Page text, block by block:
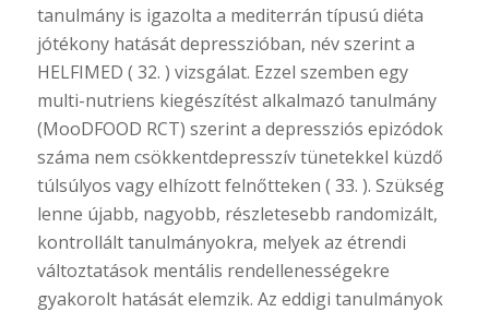
tanulmány is igazolta a mediterrán típusú diéta
jótékony hatását depresszióban, név szerint a
HELFIMED ( 32. ) vizsgálat. Ezzel szemben egy
multi-nutriens kiegészítést alkalmazó tanulmány
(MooDFOOD RCT) szerint a depressziós epizódok
száma nem csökkentdepresszív tünetekkel küzdő
túlsúlyos vagy elhízott felnőtteken ( 33. ). Szükség
lenne újabb, nagyobb, részletesebb randomizált,
kontrollált tanulmányokra, melyek az étrendi
változtatások mentális rendellenességekre
gyakorolt hatását elemzik. Az eddigi tanulmányok